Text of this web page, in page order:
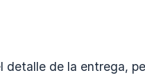
detalle de la entrega,